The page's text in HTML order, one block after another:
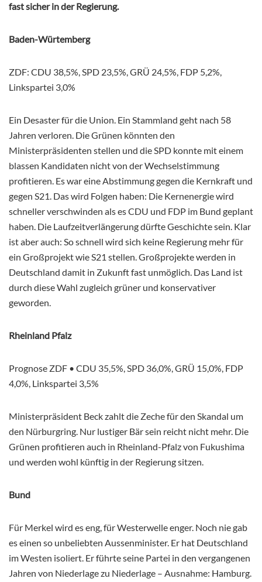
fast sicher in der Regierung.
Baden-Würtemberg
ZDF: CDU 38,5%, SPD 23,5%, GRÜ 24,5%, FDP 5,2%,
Linkspartei 3,0%
Ein Desaster für die Union. Ein Stammland geht nach 58
Jahren verloren. Die Grünen könnten den
Ministerpräsidenten stellen und die SPD konnte mit einem
blassen Kandidaten nicht von der Wechselstimmung
profitieren. Es war eine Abstimmung gegen die Kernkraft und
gegen S21. Das wird Folgen haben: Die Kernenergie wird
schneller verschwinden als es CDU und FDP im Bund geplant
haben. Die Laufzeitverlängerung dürfte Geschichte sein. Klar
ist aber auch: So schnell wird sich keine Regierung mehr für
ein Großprojekt wie S21 stellen. Großprojekte werden in
Deutschland damit in Zukunft fast unmöglich. Das Land ist
durch diese Wahl zugleich grüner und konservativer
geworden.
Rheinland Pfalz
Prognose ZDF • CDU 35,5%, SPD 36,0%, GRÜ 15,0%, FDP
4,0%, Linkspartei 3,5%
Ministerpräsident Beck zahlt die Zeche für den Skandal um
den Nürburgring. Nur lustiger Bär sein reicht nicht mehr. Die
Grünen profitieren auch in Rheinland-Pfalz von Fukushima
und werden wohl künftig in der Regierung sitzen.
Bund
Für Merkel wird es eng, für Westerwelle enger. Noch nie gab
es einen so unbeliebten Aussenminister. Er hat Deutschland
im Westen isoliert. Er führte seine Partei in den vergangenen
Jahren von Niederlage zu Niederlage – Ausnahme: Hamburg.